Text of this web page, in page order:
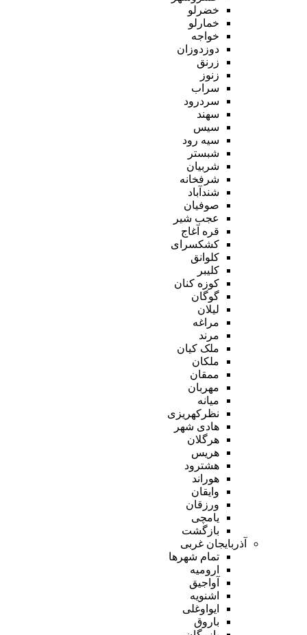
خضرلو
خمارلو
خواجه
دوزدوزان
زرنق
زنوز
سراب
سردرود
سهند
سیس
سیه رود
شبستر
شربیان
شرفخانه
شندآباد
صوفیان
عجب شیر
قره آغاج
کشکسرای
کلوانق
کلیبر
کوزه کنان
گوگان
لیلان
مراغه
مرند
ملک کیان
ملکان
ممقان
مهربان
میانه
نظرکهریزی
هادی شهر
هرگلان
هریس
هشترود
هوراند
وایقان
ورزقان
یامچی
بازگشت
آذربایجان غربی
تمام شهر‌ها
ارومیه
آواجیق
اشنویه
ایواوغلی
باروق